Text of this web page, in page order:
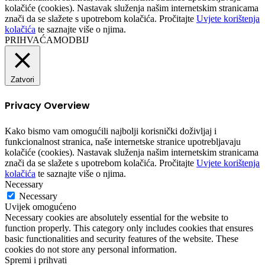
kolačiće (cookies). Nastavak služenja našim internetskim stranicama
znači da se slažete s upotrebom kolačića. Pročitajte Uvjete korištenja
kolačića te saznajte više o njima.
PRIHVAĆAMODBIJ
Zatvori
Privacy Overview
Kako bismo vam omogućili najbolji korisnički doživljaj i
funkcionalnost stranica, naše internetske stranice upotrebljavaju
kolačiće (cookies). Nastavak služenja našim internetskim stranicama
znači da se slažete s upotrebom kolačića. Pročitajte Uvjete korištenja
kolačića te saznajte više o njima.
Necessary
Necessary
Uvijek omogućeno
Necessary cookies are absolutely essential for the website to
function properly. This category only includes cookies that ensures
basic functionalities and security features of the website. These
cookies do not store any personal information.
Spremi i prihvati